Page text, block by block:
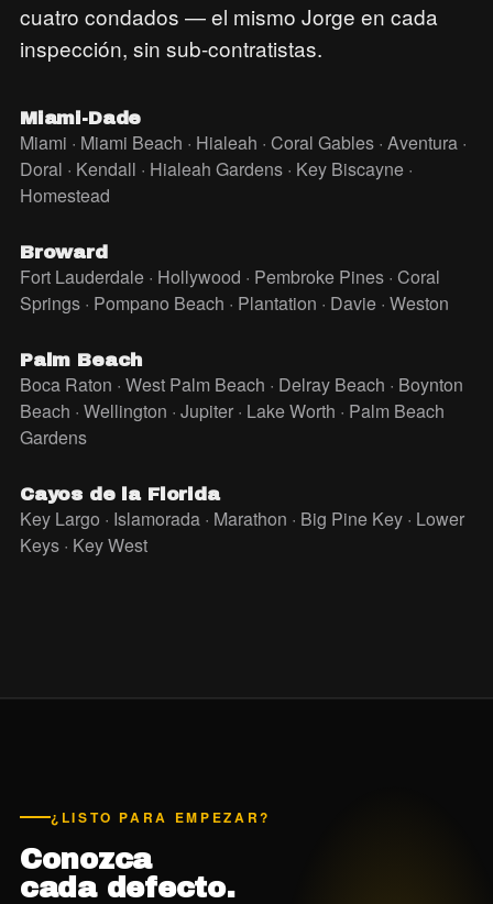
cuatro condados — el mismo Jorge en cada
inspección, sin sub-contratistas.
Miami-Dade
Miami · Miami Beach · Hialeah · Coral Gables · Aventura ·
Doral · Kendall · Hialeah Gardens · Key Biscayne ·
Homestead
Broward
Fort Lauderdale · Hollywood · Pembroke Pines · Coral
Springs · Pompano Beach · Plantation · Davie · Weston
Palm Beach
Boca Raton · West Palm Beach · Delray Beach · Boynton
Beach · Wellington · Jupiter · Lake Worth · Palm Beach
Gardens
Cayos de la Florida
Key Largo · Islamorada · Marathon · Big Pine Key · Lower
Keys · Key West
¿LISTO PARA EMPEZAR?
Conozca
cada defecto.